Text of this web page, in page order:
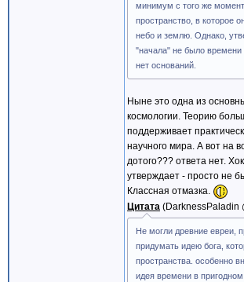
минимум с того же
пространство, в которое
небо и землю. Однако,
"начала" не было времени
нет оснований.
Ныне это одна из
космологии. Теорию
поддерживает
научного мира. А вот на
дотого??? ответа нет.
утверждает - просто не
Классная отмазка.
Цитата
DarknessPaladin
Не могли древние евреи,
придумать идею бога,
пространства. особенно
идея времени в